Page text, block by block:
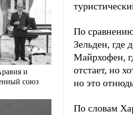
и
союз
По
Зельден, где
Майрхофен,
отстает, но
но это
По словам